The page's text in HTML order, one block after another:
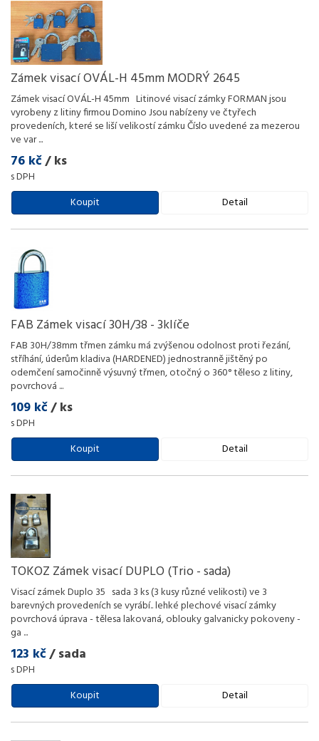
Zámek visací OVÁL-H 45mm MODRÝ 2645
Zámek visací OVÁL-H 45mm Litinové visací zámky FORMAN jsou
vyrobeny z litiny firmou Domino Jsou nabízeny ve čtyřech
provedeních, které se liší velikostí zámku Číslo uvedené za mezerou
ve var...
76 kč/ ks
s DPH
Koupit
Detail
FAB Zámek visací 30H/38 - 3klíče
FAB 30H/38mm třmen zámku má zvýšenou odolnost proti řezání,
stříhání, úderům kladiva (HARDENED) jednostranně jištěný po
odemčení samočinně výsuvný třmen, otočný o 360° těleso z litiny,
povrchová ...
109 kč/ ks
s DPH
Koupit
Detail
TOKOZ Zámek visací DUPLO (Trio - sada)
Visací zámek Duplo 35 sada 3 ks (3 kusy různé velikosti) ve 3
barevných provedeních se vyrábí.. lehké plechové visací zámky
povrchová úprava - tělesa lakovaná, oblouky galvanicky pokoveny -
ga ...
123 kč/ sada
s DPH
Koupit
Detail